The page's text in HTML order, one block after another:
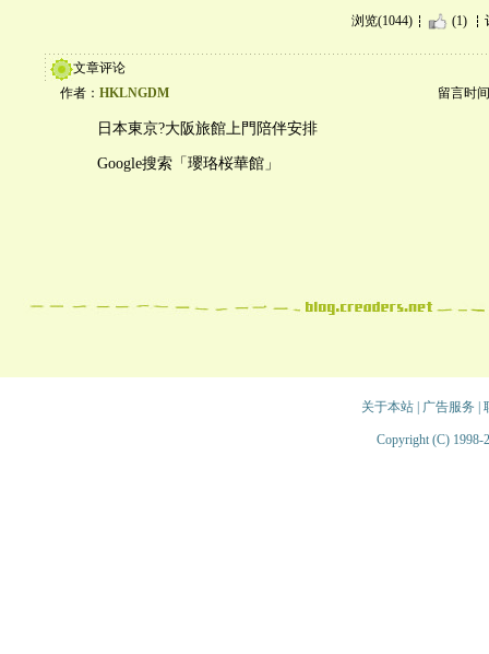
浏览(1044) (1)
文章评论
作者： HKLNGDM 留言时
日本東京?大阪旅館上門陪伴安排
Google搜索「瓔珞桜華館」
关于本站| 广告服务
Copyright (C) 1998-